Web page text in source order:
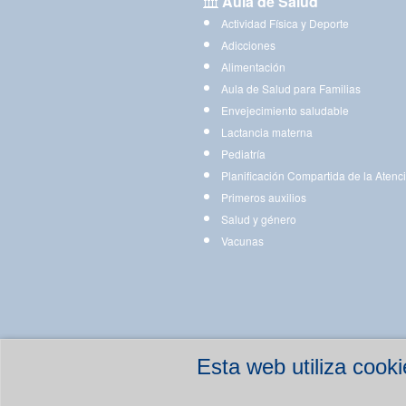
Esta web utiliza
Actividad Física y Deporte
Adicciones
Alimentación
Aula de Salud para Familias
Envejecimiento saludable
Lactancia materna
Pediatría
Planificación Compartida de la
Primeros auxilios
Salud y género
Vacunas